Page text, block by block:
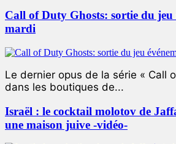
Call of Duty Ghosts: sortie du jeu
mardi
Le dernier opus de la série « Call
dans les boutiques de...
Israël : le cocktail molotov de
une maison juive -vidéo-